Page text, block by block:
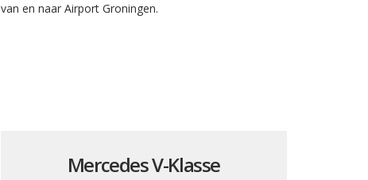
van en naar Airport Groningen.
Mercedes V-Klasse